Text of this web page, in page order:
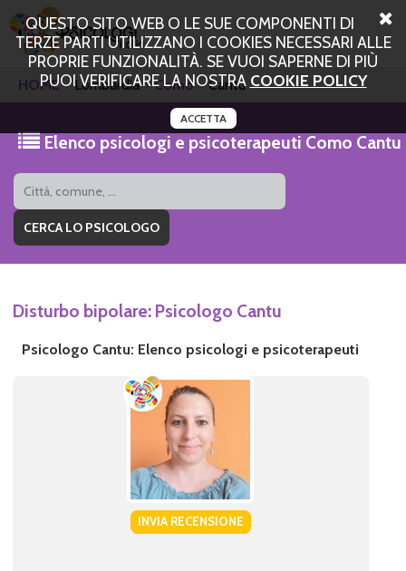
QUESTO SITO WEB O LE SUE COMPONENTI DI
TERZE PARTI UTILIZZANO I COOKIES NECESSARI ALLE
PROPRIE FUNZIONALITÀ. SE VUOI SAPERNE DI PIÙ
PUOI VERIFICARE LA NOSTRA COOKIE POLICY
ACCETTA
HOME Lombardia Como Cantu
Elenco psicologi e psicoterapeuti Como Cantu
Disturbo bipolare: Psicologo Cantu
Psicologo Cantu: Elenco psicologi e psicoterapeuti
INVIA RECENSIONE